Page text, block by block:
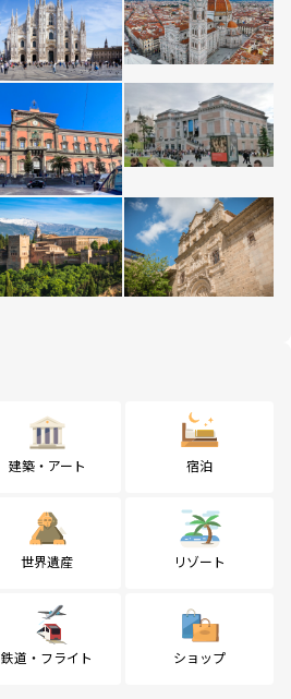
建築・アート 宿泊
世界遺産 リゾート
鉄道・フライト ショップ